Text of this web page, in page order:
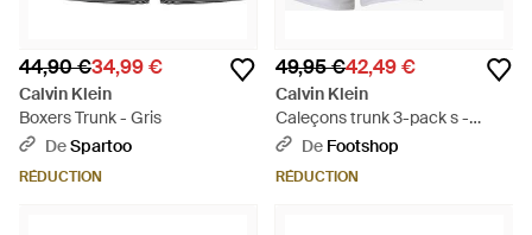
44,90 €34,99 €
Calvin Klein
Boxers Trunk - Gris
DeSpartoo
RÉDUCTION
49,95 €42,49 €
Calvin Klein
Caleçons trunk 3-pack s -
Blanc
De Footshop
RÉDUCTION